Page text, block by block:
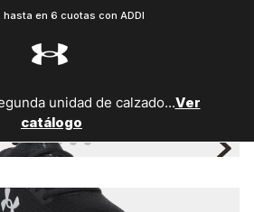
hasta en 6 cuotas con ADDI
unidad de calzado...Ver
catálogo